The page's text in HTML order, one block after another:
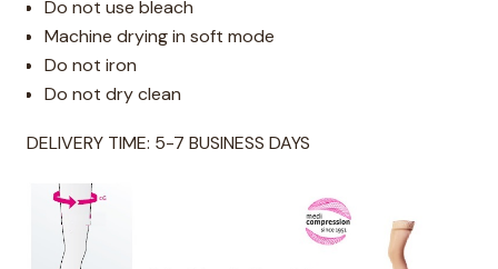
Do not use bleach
Machine drying in soft mode
Do not iron
Do not dry clean
DELIVERY TIME: 5-7 BUSINESS DAYS